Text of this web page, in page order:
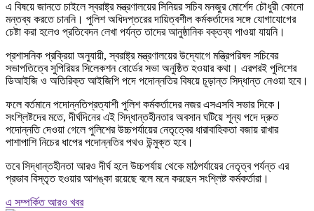
এ বিষয়ে জানতে চাইলে স্বরাষ্ট্র মন্ত্রণালয়ের সিনিয়র সচিব মনজুর মোর্শেদ চৌধুরী কোনো
মন্তব্য করতে চাননি। পুলিশ অধিদপ্তরের দায়িত্বশীল কর্মকর্তাদের সঙ্গে যোগাযোগের
চেষ্টা করা হলেও প্রতিবেদন লেখা পর্যন্ত তাদের আনুষ্ঠানিক বক্তব্য পাওয়া যায়নি।
প্রশাসনিক প্রক্রিয়া অনুযায়ী, স্বরাষ্ট্র মন্ত্রণালয়ের উদ্যোগে মন্ত্রিপরিষদ সচিবের
সভাপতিত্বে সুপিরিয়র সিলেকশন বোর্ডের সভা অনুষ্ঠিত হওয়ার কথা। এরপরই পুলিশের
ডিআইজি ও অতিরিক্ত আইজিপি পদে পদোন্নতির বিষয়ে চূড়ান্ত সিদ্ধান্ত নেওয়া হবে।
ফলে বর্তমানে পদোন্নতিপ্রত্যাশী পুলিশ কর্মকর্তাদের নজর এসএসবি সভার দিকে।
সংশ্লিষ্টদের মতে, দীর্ঘদিনের এই সিদ্ধান্তহীনতার অবসান ঘটিয়ে শূন্য পদে দ্রুত
পদোন্নতি দেওয়া গেলে পুলিশের উচ্চপর্যায়ের নেতৃত্বের ধারাবাহিকতা বজায় রাখার
পাশাপাশি নিচের ধাপের পদোন্নতির পথও উন্মুক্ত হবে।
তবে সিদ্ধান্তহীনতা আরও দীর্ঘ হলে উচ্চপর্যায় থেকে মাঠপর্যায়ের নেতৃত্ব পর্যন্ত এর
প্রভাব বিস্তৃত হওয়ার আশঙ্কা রয়েছে বলে মনে করছেন সংশ্লিষ্ট কর্মকর্তারা।
এ সম্পর্কিত আরও খবর